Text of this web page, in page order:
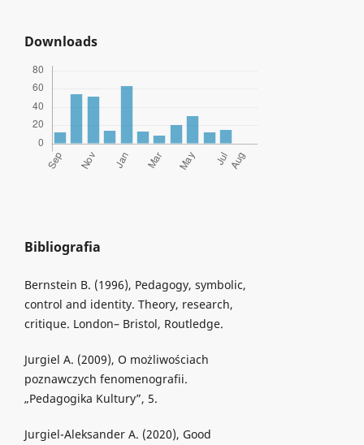
Downloads
Bibliografia
Bernstein B. (1996), Pedagogy, symbolic,
control and identity. Theory, research,
critique. London– Bristol, Routledge.
Jurgiel A. (2009), O możliwościach
poznawczych fenomenografii.
„Pedagogika Kultury”, 5.
Jurgiel-Aleksander A. (2020), Good